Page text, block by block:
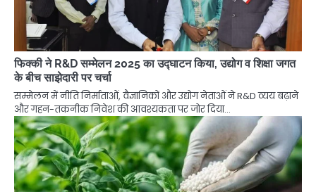
फिक्की ने R&D सम्मेलन 2025 का उद्घाटन किया, उद्योग व शिक्षा जगत
के बीच साझेदारी पर चर्चा
सम्मेलन में नीति निर्माताओं, वैज्ञानिकों और उद्योग नेताओं ने R&D व्यय बढ़ाने
और गहन-तकनीक निवेश की आवश्यकता पर जोर दिया…